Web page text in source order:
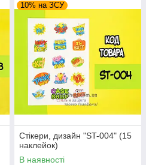
10% на ЗСУ
Стікери, дизайн "ST-004" (15
наклейок)
В наявності